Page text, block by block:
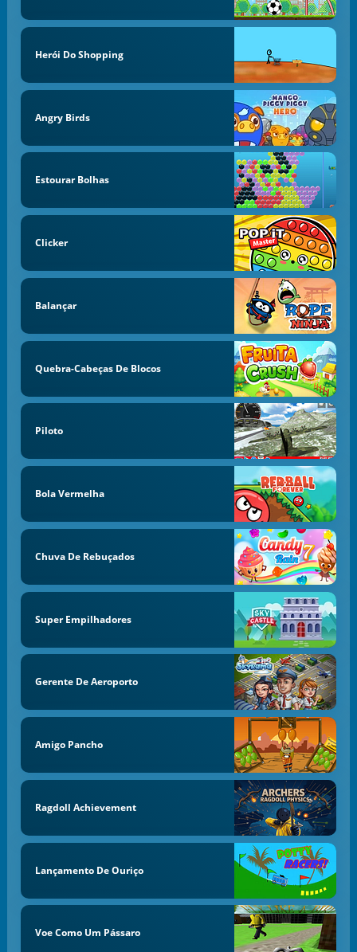
Herói Do Shopping
Angry Birds
Estourar Bolhas
Clicker
Balançar
Quebra-Cabeças De Blocos
Piloto
Bola Vermelha
Chuva De Rebuçados
Super Empilhadores
Gerente De Aeroporto
Amigo Pancho
Ragdoll Achievement
Lançamento De Ouriço
Voe Como Um Pássaro